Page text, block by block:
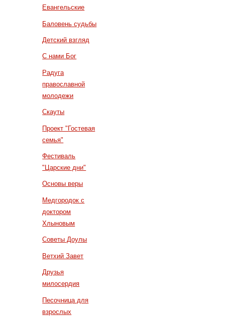
Евангельские
Баловень судьбы
Детский взгляд
С нами Бог
Радуга
православной
молодежи
Скауты
Проект "Гостевая
семья"
Фестиваль
"Царские дни"
Основы веры
Медгородок с
доктором
Хлыновым
Советы Доулы
Ветхий Завет
Друзья
милосердия
Песочница для
взрослых